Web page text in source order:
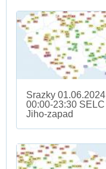
Srazky 01.06.2024
00:00-23:30 SELC
Jiho-zapad